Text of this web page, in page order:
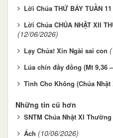
Lời Chúa THỨ BẢY TUẦN
Lời Chúa CHÚA NHẬT XII
(12/06/2026)
Lạy Chúa! Xin Ngài sai con
Lúa chín đầy đồng (Mt 9,36
Tình Cho Không (Chúa Nhật
Những tin cũ hơn
SNTM Chúa Nhật XI
Ách (10/06/2026)